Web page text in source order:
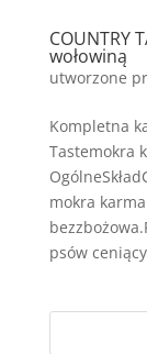
COUNTRY
wołowiną
utworzone
Kompletna
Tastemokra
mokra
psów